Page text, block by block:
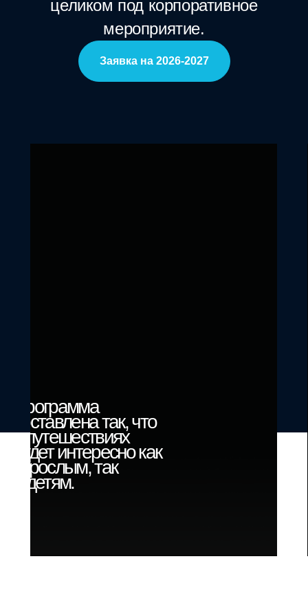
целиком под корпоративное
мероприятие.
Заявка на 2026-2027
Программа
составлена так, что
в путешествиях
будет интересно как
взрослым, так
и детям.